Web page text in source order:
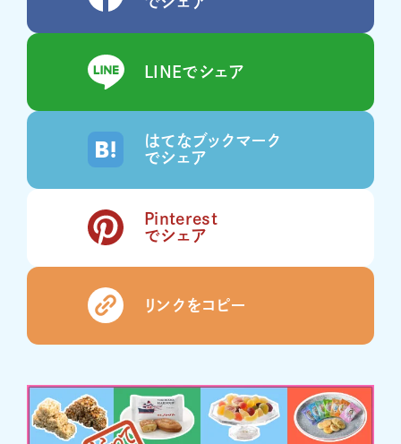
LINEでシェア
はてなブックマーク
でシェア
Pinterest
でシェア
リンクをコピー